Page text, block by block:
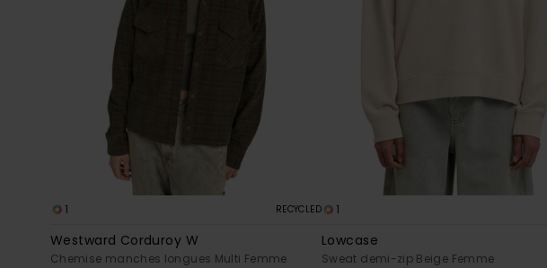
1 RECYCLED
Westward Corduroy W
Chemise manches longues Multi Femme
1
Lowcase
Sweat demi-zip Beige Femme